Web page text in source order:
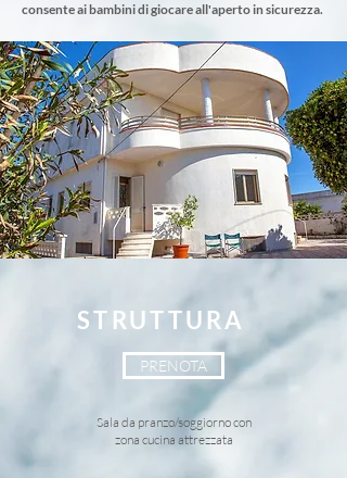
consente ai bambini di giocare all'aperto in sicurezza.
STRUTTURA
PRENOTA
Sala da pranzo/soggiorno con
zona cucina attrezzata